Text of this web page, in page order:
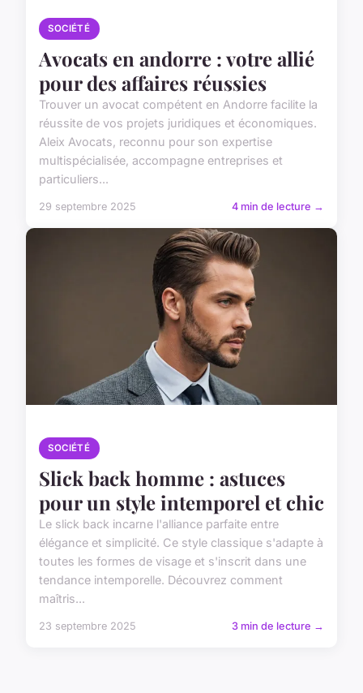
SOCIÉTÉ
Avocats en andorre : votre allié
pour des affaires réussies
Trouver un avocat compétent en Andorre facilite la
réussite de vos projets juridiques et économiques.
Aleix Avocats, reconnu pour son expertise
multispécialisée, accompagne entreprises et
particuliers...
29 septembre 2025 4 min de lecture →
SOCIÉTÉ
Slick back homme : astuces
pour un style intemporel et chic
Le slick back incarne l'alliance parfaite entre
élégance et simplicité. Ce style classique s'adapte à
toutes les formes de visage et s'inscrit dans une
tendance intemporelle. Découvrez comment
maîtris...
23 septembre 2025 3 min de lecture →